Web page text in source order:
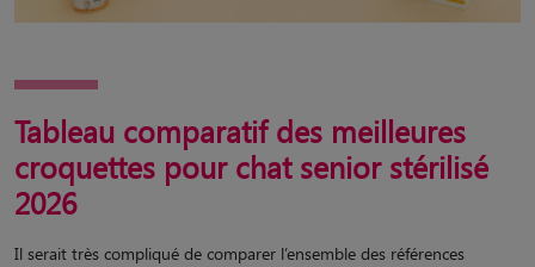
Tableau comparatif des meilleures
croquettes pour chat senior stérilisé
2026
Il serait très compliqué de comparer l’ensemble des références